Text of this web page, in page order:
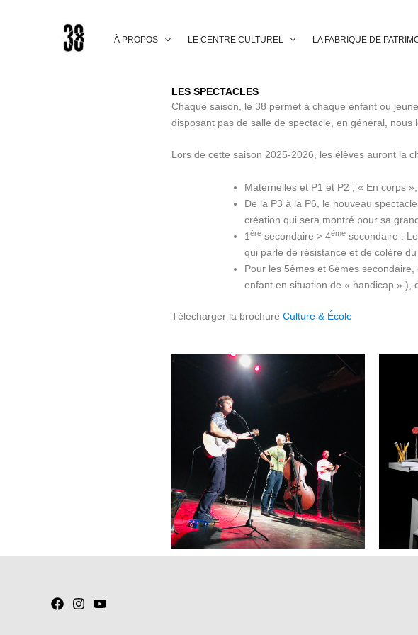
À PROPOS LE CENTRE CULTUREL LA FABRIQUE DE
LES SPECTACLES
Chaque saison, le 38 permet à chaque enfant ou
disposant pas de salle de spectacle, en général, nous
Lors de cette saison 2025-2026, les élèves auront la
Maternelles et P1 et P2 ; « En corps
De la P3 à la P6, le nouveau
création qui sera montré pour sa
1 ère secondaire > 4ème secondaire :
qui parle de résistance et de colère
Pour les 5èmes et 6èmes
enfant en situation de « handicap ».),
Télécharger la brochure Culture & École